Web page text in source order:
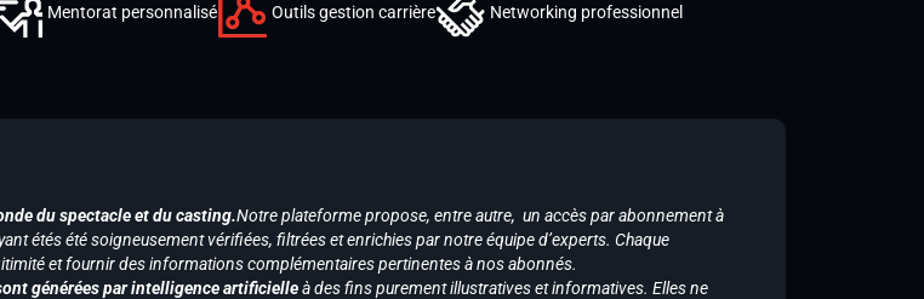
Mentorat personnalisé Outils gestion carrière Networking professionnel
du spectacle et du casting.Notre plateforme propose, entre autre, un accès par abonnement à
étés été soigneusement vérifiées, filtrées et enrichies par notre équipe d’experts. Chaque
et fournir des informations complémentaires pertinentes à nos abonnés.
générées par intelligence artificielleà des fins purement illustratives et informatives. Elles ne